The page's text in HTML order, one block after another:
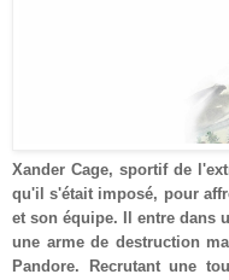
Xander Cage, sportif de
qu'il s'était imposé, pour
et son équipe. Il entre dans
une arme de destruction
Pandore. Recrutant une